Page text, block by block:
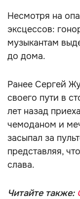
Несмотря на
эксцессов:
музыкантам
до дома.
Ранее Сергей
своего пути в
лет назад
чемоданом и
засыпал за
представляя,
слава.
Читайте также: